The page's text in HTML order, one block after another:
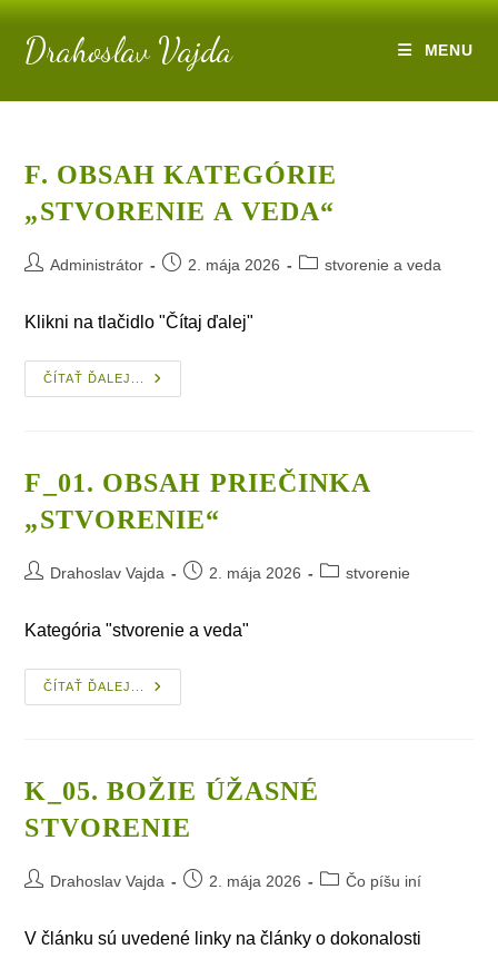
contentDrahoslav Vajda MENU
F. OBSAH KATEGÓRIE
„STVORENIE A VEDA“
PostAdministrátor
Post2. mája 2026
Poststvorenie a veda
Klikni na tlačidlo "Čítaj ďalej"
ČÍTAŤ ĎALEJ...
F.
Obsah
F_01. OBSAH PRIEČINKA
„STVORENIE“
PostDrahoslav Vajda
Post2. mája 2026
Poststvorenie
Kategória "stvorenie a veda"
ČÍTAŤ ĎALEJ...
F_01.
Obsah
K_05. BOŽIE ÚŽASNÉ
STVORENIE
PostDrahoslav Vajda
Post2. mája 2026
PostČo píšu iní
V článku sú uvedené linky na články o dokonalosti